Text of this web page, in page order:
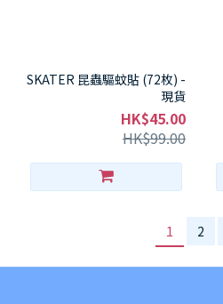
SKATER 昆蟲驅蚊貼 (72枚) -
現貨
HK$45.00
HK$99.00
1 2